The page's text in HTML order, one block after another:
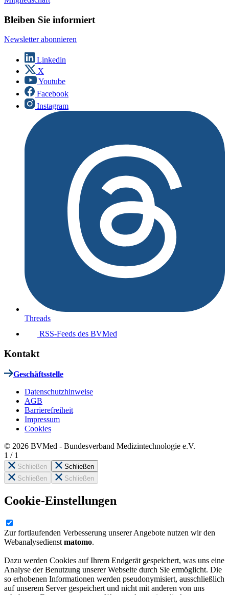
Bleiben Sie informiert
Newsletter abonnieren
Linkedin
X
Youtube
Facebook
Instagram
Threads
RSS-Feeds des BVMed
Kontakt
Geschäftsstelle
Datenschutzhinweise
AGB
Barrierefreiheit
Impressum
Cookies
© 2026 BVMed - Bundesverband Medizintechnologie e.V.
1 / 1
Schließen
Schließen
Schließen
Schließen
Cookie-Einstellungen
Zur fortlaufenden Verbesserung unserer Angebote nutzen wir den
Webanalysedienst matomo.
Dazu werden Cookies auf Ihrem Endgerät gespeichert, was uns eine
Analyse der Benutzung unserer Webseite durch Sie ermöglicht. Die
so erhobenen Informationen werden pseudonymisiert, ausschließlich
auf unserem Server gespeichert und nicht mit anderen von uns